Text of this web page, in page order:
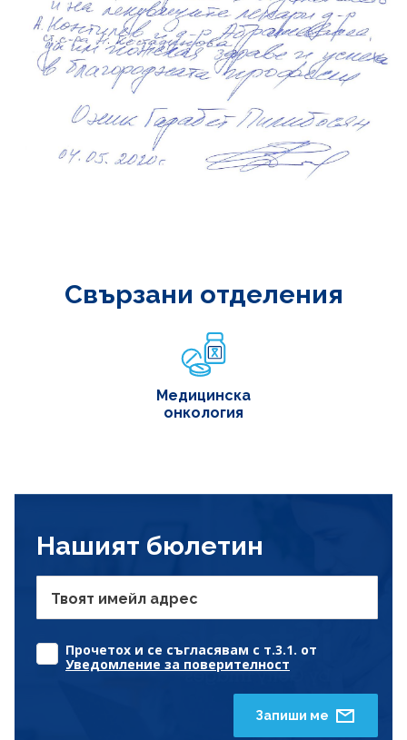
Свързани отделения
Медицинска
онкология
Нашият бюлетин
Твоят имейл адрес
Прочетох и се съгласявам с т.3.1. от
Уведомление за поверителност
Запиши ме